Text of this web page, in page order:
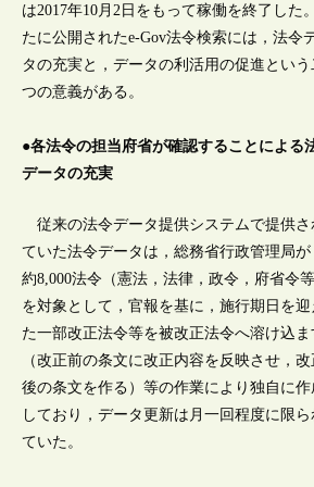
は2017年10月2日をもって稼働を終了した
たに公開されたe-Gov法令検索には，法令
タの充実と，データの利活用の促進という
つの意義がある。
●各法令の担当府省が確認することによる
データの充実
従来の法令データ提供システムで提供さ
ていた法令データは，総務省行政管理局が
約8,000法令（憲法，法律，政令，府省令等
を対象として，官報を基に，施行期日を迎
た一部改正法令等を被改正法令へ溶け込ま
（改正前の条文に改正内容を反映させ，改
後の条文を作る）等の作業により独自に作
しており，データ更新は月一回程度に限ら
ていた。